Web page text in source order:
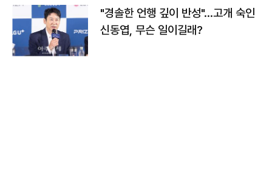
"경솔한 언행 깊이 반성"…고개 숙인
신동엽, 무슨 일이길래?